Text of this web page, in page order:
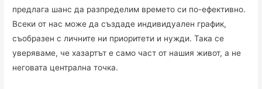
предлага шанс да разпределим времето си по-ефективно.
Всеки от нас може да създаде индивидуален график,
съобразен с личните ни приоритети и нужди. Така се
уверяваме, че хазартът е само част от нашия живот, а не
неговата централна точка.